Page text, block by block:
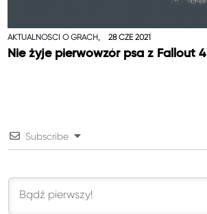
AKTUALNOŚCI O GRACH, 28 CZE 2021
Nie żyje pierwowzór psa z Fallout 4
Subscribe